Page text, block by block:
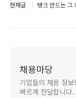
현재글 탱크 만드는 그
채용마당
기업들의 채용 정
빠르게 전달합니다.